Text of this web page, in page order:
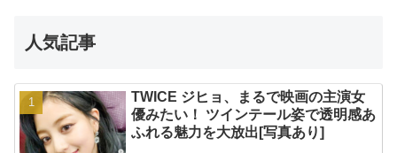
人気記事
TWICE ジヒョ、まるで映画の主演女
優みたい！ ツインテール姿で透明感あ
ふれる魅力を大放出[写真あり]